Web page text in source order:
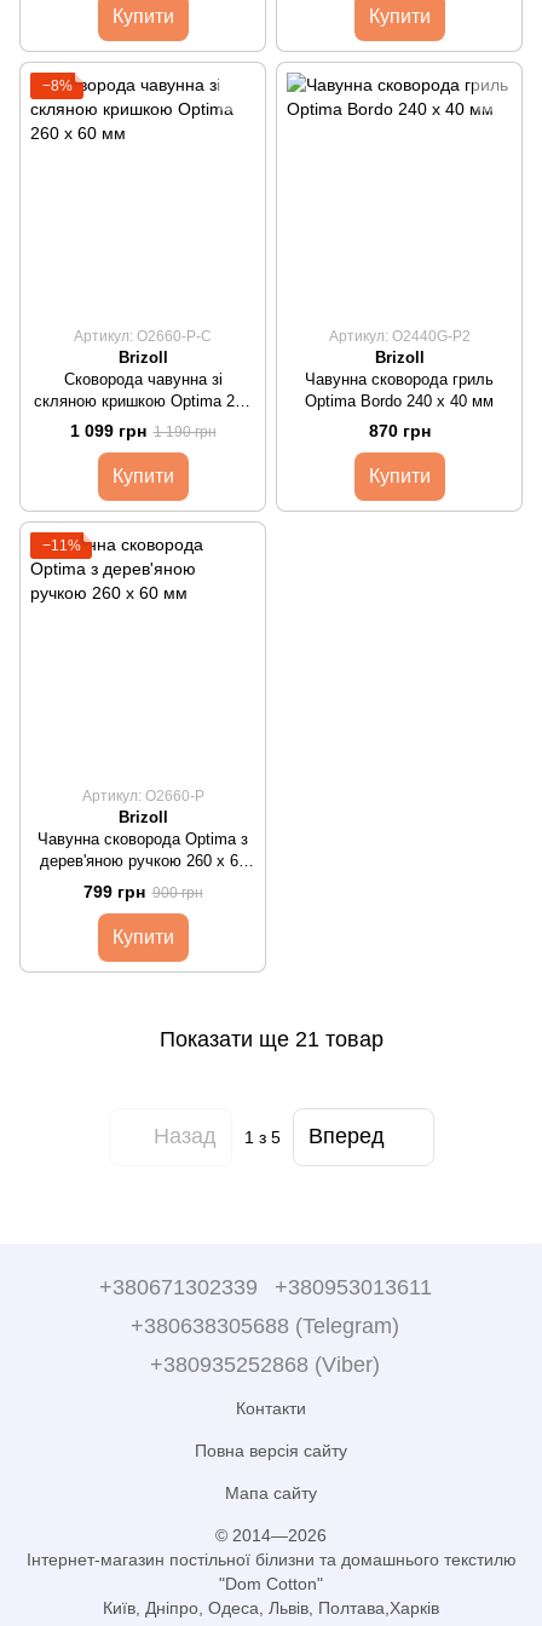
Купити Купити
−8%
Артикул: O2660-P-C
Brizoll
Сковорода чавунна зі
скляною кришкою Optima 260
х 60 мм
1 099 грн 1 190 грн
Купити
Артикул: O2440G-P2
Brizoll
Чавунна сковорода гриль
Optima Bordo 240 х 40 мм
870 грн
Купити
−11%
Артикул: O2660-P
Brizoll
Чавунна сковорода Optimа з
дерев'яною ручкою 260 х 60
799 грн 900 грн
Купити
Показати ще 21 товар
Назад 1 з 5 Вперед
+380671302339
+380953013611
+380638305688 (Telegram)
+380935252868 (Viber)
Контакти
Повна версія сайту
Мапа сайту
© 2014—2026
Інтернет-магазин постільної білизни та домашнього текстилю
"Dom Cotton"
Київ, Дніпро, Одеса, Львів, Полтава,Харків